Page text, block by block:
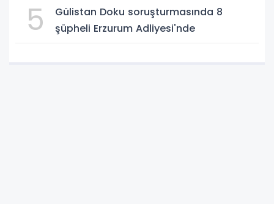
5
Gülistan Doku soruşturmasında 8
şüpheli Erzurum Adliyesi'nde